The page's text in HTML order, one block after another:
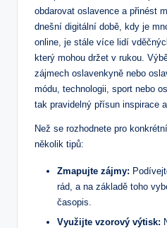
obdarovat oslavence a přinést
dnešní digitální době, kdy je
online, je stále více lidí
který mohou držet v rukou.
zájmech oslavenkyně nebo
módu, technologii, sport nebo
tak pravidelný přísun inspirace
Než se rozhodnete pro
několik tipů:
Zmapujte zájmy:
rád, a na základě toho
časopis.
Využijte vzorový výtisk: